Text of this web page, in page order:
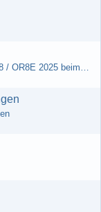
[13.06.-15.06.2025] 5ter Lauf HessenCup OR8 / OR8E 2025 beim MSC Ober-Mörlen e.V.